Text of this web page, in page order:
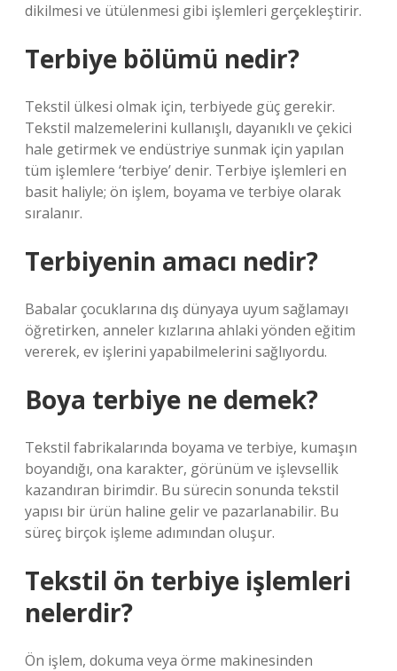
dikilmesi ve ütülenmesi gibi işlemleri gerçekleştirir.
Terbiye bölümü nedir?
Tekstil ülkesi olmak için, terbiyede güç gerekir.
Tekstil malzemelerini kullanışlı, dayanıklı ve çekici
hale getirmek ve endüstriye sunmak için yapılan
tüm işlemlere ‘terbiye’ denir. Terbiye işlemleri en
basit haliyle; ön işlem, boyama ve terbiye olarak
sıralanır.
Terbiyenin amacı nedir?
Babalar çocuklarına dış dünyaya uyum sağlamayı
öğretirken, anneler kızlarına ahlaki yönden eğitim
vererek, ev işlerini yapabilmelerini sağlıyordu.
Boya terbiye ne demek?
Tekstil fabrikalarında boyama ve terbiye, kumaşın
boyandığı, ona karakter, görünüm ve işlevsellik
kazandıran birimdir. Bu sürecin sonunda tekstil
yapısı bir ürün haline gelir ve pazarlanabilir. Bu
süreç birçok işleme adımından oluşur.
Tekstil ön terbiye işlemleri
nelerdir?
Ön işlem, dokuma veya örme makinesinden